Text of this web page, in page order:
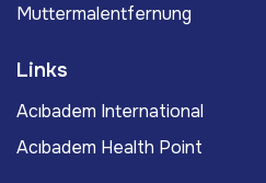
Muttermalentfernung
Links
Acıbadem International
Acıbadem Health Point